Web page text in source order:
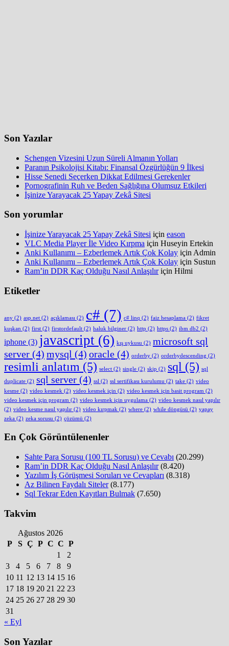
Son Yazılar
Schengen Vizesini Uzun Süreli Almanın Yolları
Paranın Psikolojisi Kitabı: Finansal Özgürlüğün 9 İlkesi
Hisse Senedi Seçerken Dikkat Edilmesi Gerekenler
Pornografinin Ruh ve Beden Sağlığına Olumsuz Etkileri
İşinize Yarayacak 25 Yapay Zekâ Sitesi
Son yorumlar
İşinize Yarayacak 25 Yapay Zekâ Sitesi için eason
VLC Media Player İle Video Kırpma için Huseyin Ertekin
Anki Kullanımı – Ezberlemek Artık Çok Kolay için Admin
Anki Kullanımı – Ezberlemek Artık Çok Kolay için Sustun
Ram’in DDR Kaç Olduğu Nasıl Anlaşılıriçin Hilmi
Etiketler
any (2) asp.net (2) açıklaması (2) c# (7) c# linq (2) faiz hesaplama (2) fikret
kuşkan (2) first (2) firstordefault (2) haluk bilginer (2) http (2) https (2) ibm db2 (2)
iphone (3) javascript (6) kış uykusu (2) microsoft sql
server (4) mysql (4) oracle (4) orderby (2) orderbydescending (2)
resimli anlatım (5) select (2) single (2) skip (2) sql (5) sql
duplicate (2) sql server (4) ssl (2) ssl sertifikası kurulumu (2) take (2) video
kesme (2) video kesmek (2) video kesmek için (2) video kesmek için basit program (2)
video kesmek için program (2) video kesmek için uygulama (2) video kesmek nasıl yapılır
(2) video kesme nasıl yapılır (2) video kırpmak (2) where (2) while döngüsü (2) yapay
zeka (2) zeka sorusu (2) çözümü (2)
En Çok Görüntülenenler
Sahte Para Sorusu (100 TL Sorusu) ve Cevabı (20.299)
Ram’in DDR Kaç Olduğu Nasıl Anlaşılır (8.420)
Yazılım İş Görüşmesi Soruları ve Cevapları (8.318)
Az Bilinen Faydalı Siteler (8.177)
Sql Tekrar Eden Kayıtları Bulmak (7.650)
Takvim
Ağustos 2026
P
S Ç P C C P
1
2
3
4 5 6 7 8
9
10 11 12 13 14 15 16
17 18 19 20 21 22 23
24 25 26 27 28 29 30
31
« Eyl
Son Yazılar